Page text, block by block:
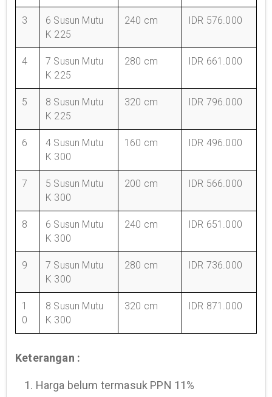
3
6 Susun Mutu
K 225
240 cm IDR 576.000
4
7 Susun Mutu
K 225
280 cm IDR 661.000
5
8 Susun Mutu
K 225
320 cm IDR 796.000
6
4 Susun Mutu
K 300
160 cm IDR 496.000
7
5 Susun Mutu
K 300
200 cm IDR 566.000
8
6 Susun Mutu
K 300
240 cm IDR 651.000
9
7 Susun Mutu
K 300
280 cm IDR 736.000
1
0
8 Susun Mutu
K 300
320 cm IDR 871.000
Keterangan :
1. Harga belum termasuk PPN 11%